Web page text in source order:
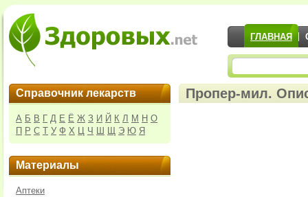
ГЛАВНАЯ
Справочник лекарств
А Б В Г Д Е Ё Ж З И Й К Л М Н О
П Р С Т У Ф Х Ц Ч Ш Щ Э Ю Я
Материалы
Аптеки
Пропер-мил.